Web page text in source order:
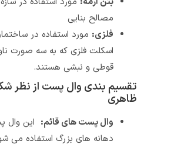
مصالح بنایی
مورد استفاده در ساختمان‌ هایی با
اسکلت فلزی که به سه صورت ناودانی،
قوطی و نبشی هستند.
تقسیم بندی وال پست از نظر شکل
وال پست ‌های قائم:این وال پست برای
دهانه‌‌ های بزرگ استفاده می‌ شود؛ از روی